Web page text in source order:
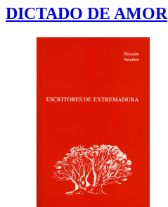
DICTADO DE AMOR